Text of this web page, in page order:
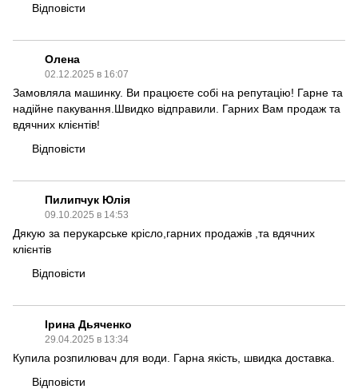
Відповісти
Олена
02.12.2025 в 16:07
Замовляла машинку. Ви працюєте собі на репутацію! Гарне та
надійне пакування.Швидко відправили. Гарних Вам продаж та
вдячних клієнтів!
Відповісти
Пилипчук Юлія
09.10.2025 в 14:53
Дякую за перукарське крісло,гарних продажів ,та вдячних
клієнтів
Відповісти
Ірина Дьяченко
29.04.2025 в 13:34
Купила розпилювач для води. Гарна якість, швидка доставка.
Відповісти